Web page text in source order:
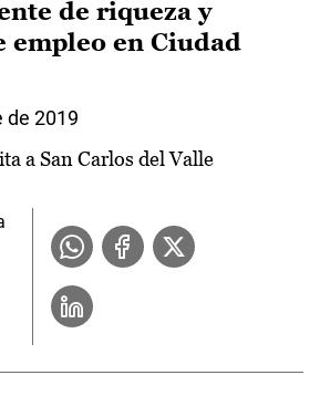
de riqueza y
empleo en Ciudad
de 2019
a San Carlos del Valle